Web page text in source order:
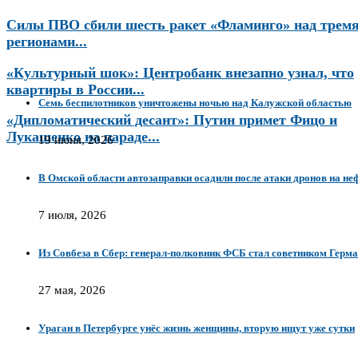
Силы ПВО сбили шесть ракет «Фламинго» над
регионами...
«Культурный шок»: Центробанк внезапно узнал, что
квартиры в России...
«Дипломатический десант»: Путин примет Фицо и
Лукашенко на параде...
Семь беспилотников уничтожены ночью над Калужской областью
19 июня, 2026
В Омской области автозаправки осадили после атаки дронов на
7 июля, 2026
Из Совбеза в Сбер: генерал-полковник ФСБ стал советником
27 мая, 2026
Ураган в Петербурге унёс жизнь женщины, вторую ищут уже сутки